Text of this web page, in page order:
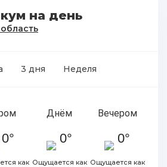
на день
3 дня Неделя
0°
как
Днём
0°
Ощущается как
Вечером
0°
Ощущается как